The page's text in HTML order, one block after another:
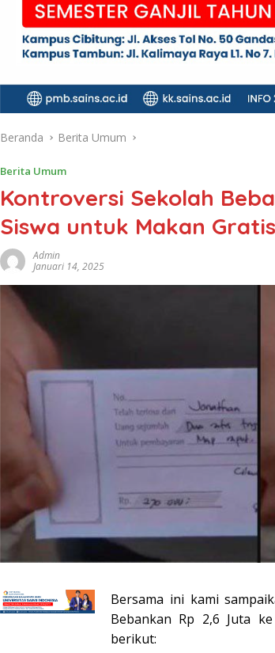
Beranda Berita Umum
Berita Umum
Kontroversi Sekolah
Siswa untuk Makan
Admin
Januari 14, 2025
Bersama ini kami
Bebankan Rp 2,6 Juta
berikut: